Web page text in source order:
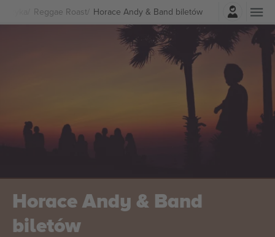
Reggae Roast Horace Andy & Band biletów
Zaloguj sie
Horace Andy & Band
biletów